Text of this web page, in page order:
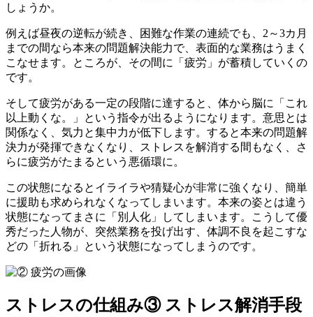
しょうか。
例えば昼夜の逆転が続き、困難な作業の連続でも、2～3カ月
までの間なら本来の問題解決能力で、表面的な業務はうまく
こなせます。ところが、その間に「疲労」が蓄積していくの
です。
そして疲労がある一定の段階に達すると、体から脳に「これ
以上動くな。」という指令が出るようになります。意思とは
関係なく、気力と集中力が低下します。すると本来の問題解
決力が発揮できなくなり、ストレスを解消する間もなく、さ
らに疲労がたまるという悪循環に。
この状態になるとイライラや猜疑心が非常に強くなり、簡単
に援助も求められなくなってしまいます。本来の姿とは違う
状態になってまさに「別人化」してしまいます。こうして優
秀だった人物が、突然業務を投げ出す、体調不良を起こすな
どの「折れる」という状態になってしまうのです。
ストレスの仕組み③ ストレス解消手段